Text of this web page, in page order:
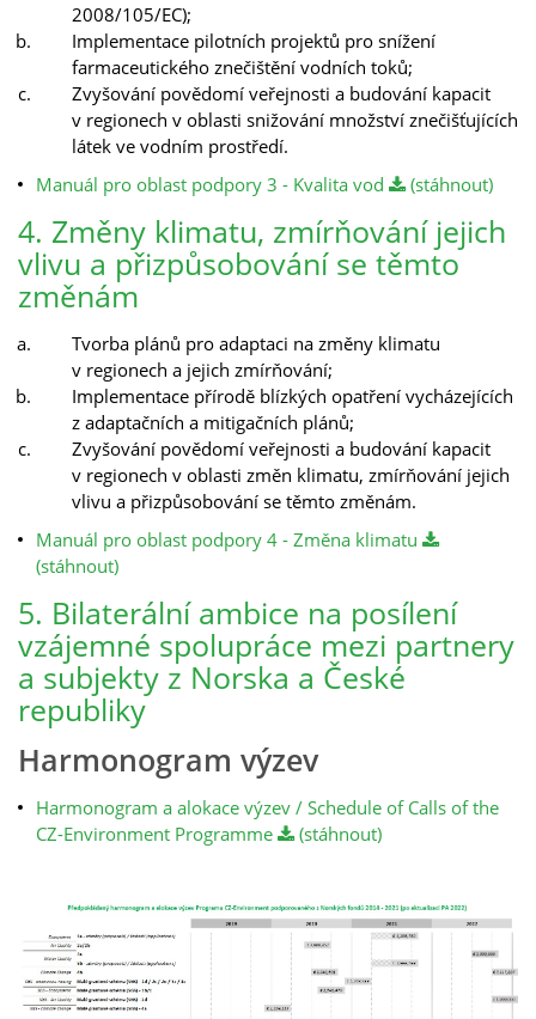
2008/105/EC);
Implementace pilotních projektů pro snížení
farmaceutického znečištění vodních toků;
Zvyšování povědomí veřejnosti a budování kapacit
v regionech v oblasti snižování množství znečišťujících
látek ve vodním prostředí.
Manuál pro oblast podpory 3 - Kvalita vod
(stáhnout)
4. Změny klimatu, zmírňování jejich
vlivu a přizpůsobování se těmto
změnám
Tvorba plánů pro adaptaci na změny klimatu
v regionech a jejich zmírňování;
Implementace přírodě blízkých opatření vycházejících
z adaptačních a mitigačních plánů;
Zvyšování povědomí veřejnosti a budování kapacit
v regionech v oblasti změn klimatu, zmírňování jejich
vlivu a přizpůsobování se těmto změnám.
Manuál pro oblast podpory 4 - Změna klimatu
(stáhnout)
5. Bilaterální ambice na posílení
vzájemné spolupráce mezi partnery
a subjekty z Norska a České
republiky
Harmonogram výzev
Harmonogram a alokace výzev / Schedule of Calls of the
CZ-Environment Programme
(stáhnout)